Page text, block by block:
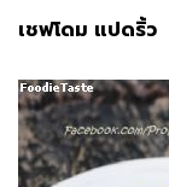
เชฟโดม แปดริ้ว